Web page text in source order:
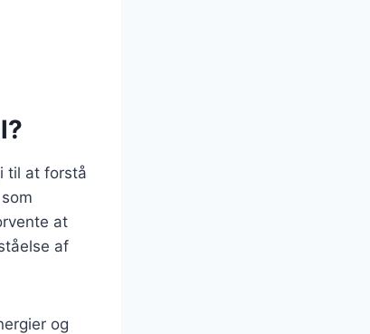
til at forstå
at
af
og